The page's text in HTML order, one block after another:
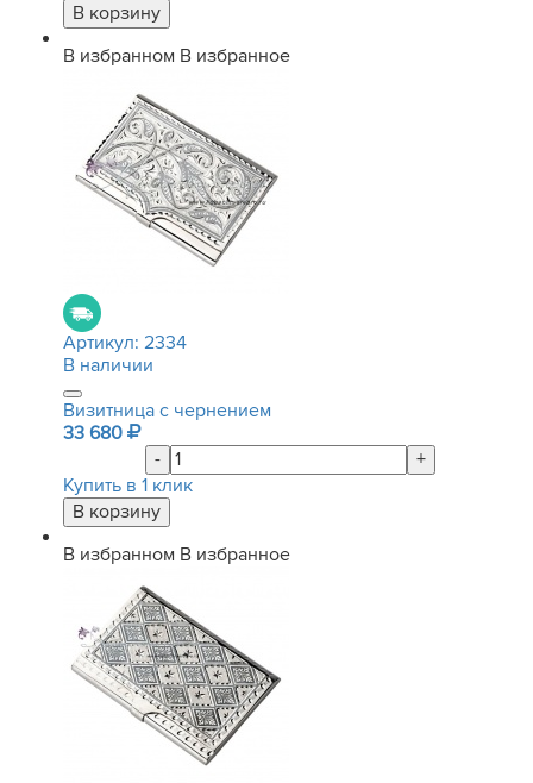
В избранном В избранное
Артикул: 2334
В наличии
Визитница с чернением
33 680
-
+
Купить в 1 клик
В избранном В избранное